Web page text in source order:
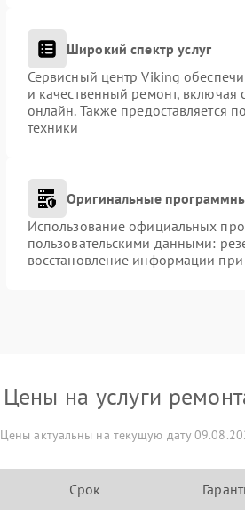
Широкий спектр услуг
Сервисный центр Viking
и качественный ремонт, включая
онлайн. Также предоставляется
техники
Оригинальные
Использование официальных
пользовательскими данными:
восстановление информации
Цены на услуги
Цены актуальны на текущую дату
Срок